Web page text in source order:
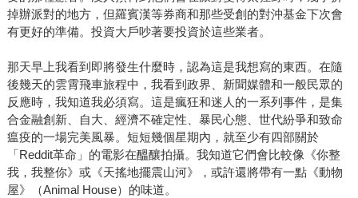
掉辦派對的地方，但羅賓漢等券商和那些受創的對沖基金下次會
有更好的準備。投資大戶吵著要投資於這些業者。
那天早上我看到即將發生什麼時，認為這是我想寫的東西。在隨
後幾天的雲霄飛車旅程中，我看到政界、新聞媒體和一般民眾的
反應時，我知道我必須寫。這是瘋狂和迷人的一系列事件，是集
合金融創新、自大、經濟不確定性、暴民心態、世代紛爭和致命
瘟疫的一場完美風暴。短短幾個星期內，就至少有四部關於
「Reddit革命」的電影在醞釀拍攝。我知道它們會比較像《你整
我，我整你》或《天搖地擺震山河》，或許還將帶有一點《動物
屋》（Animal House）的味道。